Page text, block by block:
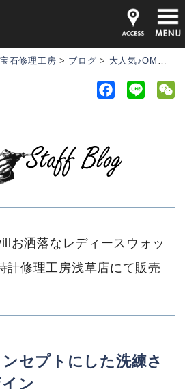
石修理工房 > ブログ > 大人気♪OMEGADvillお洒落なレディースウォッチがＢＲＯＯＣＨ時計修理工房浅草店にて販売中です♪
b
お洒落なレディースウォッ
計修理工房浅草店にて販売
セプトにした洗練さ
ン